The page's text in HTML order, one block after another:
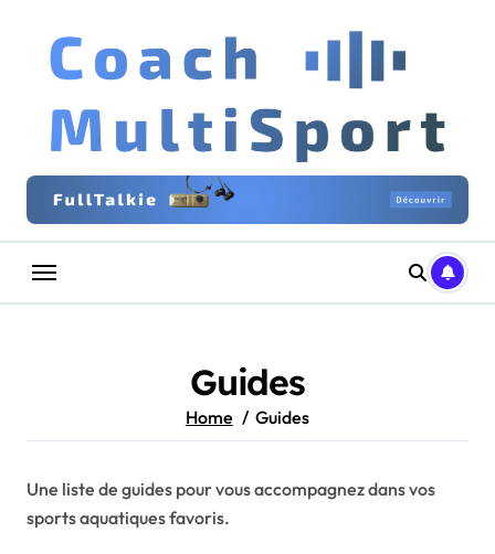
content
Guides
Home Guides
Une liste de guides pour vous accompagnez dans vos
sports aquatiques favoris.